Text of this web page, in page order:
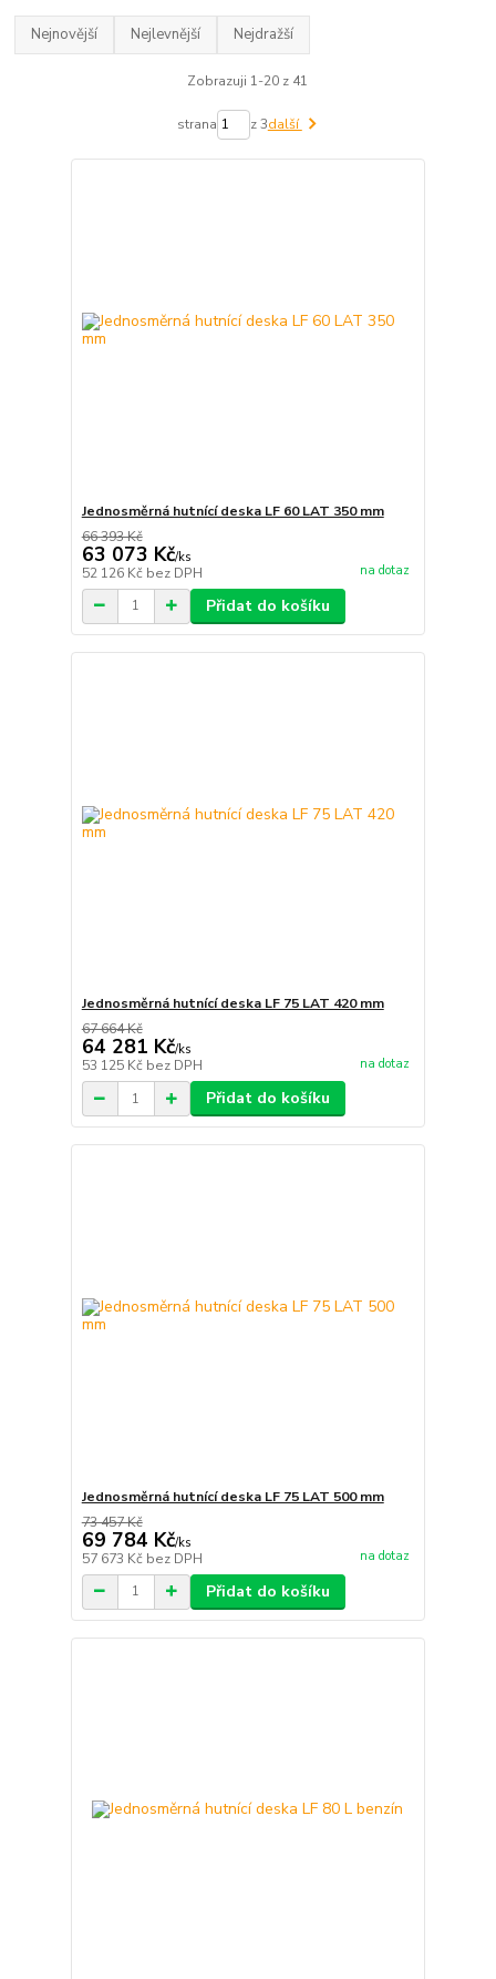
Nejnovější Nejlevnější Nejdražší
Zobrazuji 1-20 z 41
strana z 3další
Jednosměrná hutnící deska LF 60 LAT 350 mm
66 393 Kč
63 073 Kč/ks
52 126 Kč bez DPH na dotaz
Přidat do košíku
Jednosměrná hutnící deska LF 75 LAT 420 mm
67 664 Kč
64 281 Kč/ks
53 125 Kč bez DPH na dotaz
Přidat do košíku
Jednosměrná hutnící deska LF 75 LAT 500 mm
73 457 Kč
69 784 Kč/ks
57 673 Kč bez DPH na dotaz
Přidat do košíku